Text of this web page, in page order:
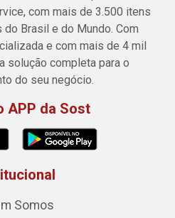
com mais de 3.500 itens
Brasil e do Mundo. Com
e com mais de 4 mil
solução completa para o
do seu negócio.
APP da Sost
Somos